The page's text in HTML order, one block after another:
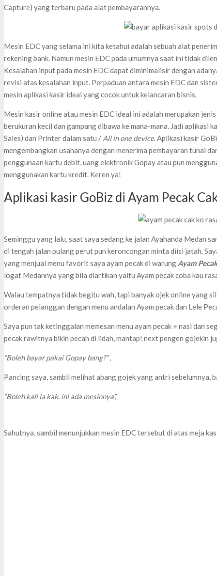
Capture) yang terbaru pada alat pembayarannya.
Mesin EDC yang selama ini kita ketahui adalah sebuah alat
rekening bank. Namun mesin EDC pada umumnya saat ini tidak
Kesalahan input pada mesin EDC dapat diminimalisir dengan
revisi atas kesalahan input. Perpaduan antara mesin EDC dan
mesin aplikasi kasir ideal yang cocok untuk kelancaran bisnis.
Mesin kasir online atau mesin EDC ideal ini adalah merupakan
berukuran kecil dan gampang dibawa ke mana-mana. Jadi aplikasi
Sales) dan Printer dalam satu / All in one device. Aplikasi kasir
mengembangkan usahanya dengan menerima pembayaran tunai
penggunaan kartu debit, uang elektronik Gopay atau pun
menggunakan kartu kredit. Keren ya!
Aplikasi kasir GoBiz di Ayam Pecak
Seminggu yang lalu, saat saya sedang ke jalan Ayahanda Medan
di tengah jalan pulang perut pun keroncongan minta diisi jatah.
yang menjual menu favorit saya ayam pecak di warung Ayam
logat Medannya yang bila diartikan yaitu Ayam pecak coba kau
Walau tempatnya tidak begitu wah, tapi banyak ojek online yang
orderan pelanggan dengan menu andalan Ayam pecak dan Lele
Saya pun tak ketinggalan memesan menu ayam pecak + nasi dan
pecak rawitnya bikin pecah di lidah, mantap! next pengen gojekin
“Boleh bayar pakai Gopay bang?”,
Pancing saya, sambil melihat abang gojek yang antri sebelumnya,
“Boleh kali la kak, ini ada mesinnya”,
Sahutnya, sambil menunjukkan mesin EDC tersebut di atas meja